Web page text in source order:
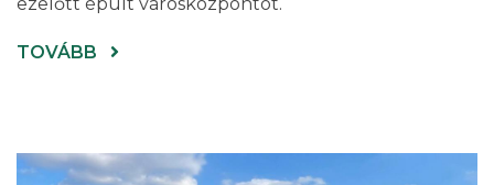
ezelőtt épült városközpontot.
TOVÁBB
(A